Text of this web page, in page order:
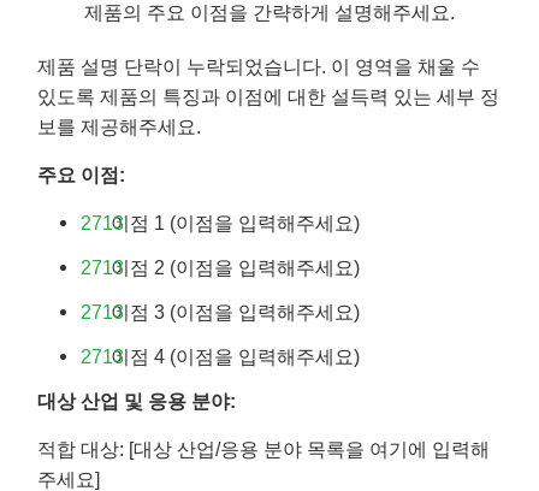
제품의 주요 이점을 간략하게 설명해주세요.
제품 설명 단락이 누락되었습니다. 이 영역을 채울 수
있도록 제품의 특징과 이점에 대한 설득력 있는 세부 정
보를 제공해주세요.
주요 이점:
이점 1 (이점을 입력해주세요)
이점 2 (이점을 입력해주세요)
이점 3 (이점을 입력해주세요)
이점 4 (이점을 입력해주세요)
대상 산업 및 응용 분야:
적합 대상: [대상 산업/응용 분야 목록을 여기에 입력해
주세요]